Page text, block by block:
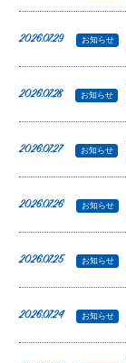
2026.07.29 お知らせ
2026.07.28 お知らせ
2026.07.27 お知らせ
2026.07.26 お知らせ
2026.07.25 お知らせ
2026.07.24 お知らせ